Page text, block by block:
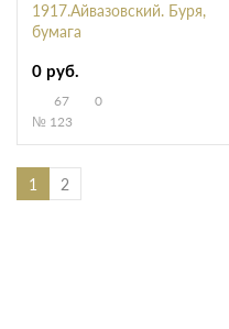
1917.Айвазовский. Буря,
бумага
0 руб.
67
0
№ 123
1 2